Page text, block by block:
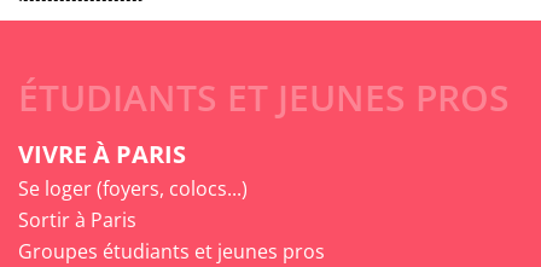
ÉTUDIANTS ET JEUNES PROS
VIVRE À PARIS
Se loger (foyers, colocs...)
Sortir à Paris
Groupes étudiants et jeunes pros